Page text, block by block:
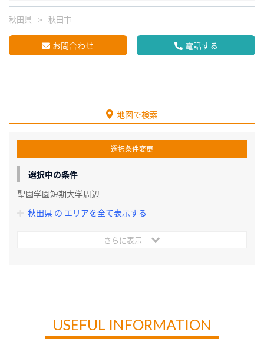
秋田県 秋田市
お問合わせ 電話する
地図で検索
選択条件変更
選択中の条件
聖園学園短期大学周辺
秋田県 の エリアを全て表示する
さらに表示
USEFUL INFORMATION